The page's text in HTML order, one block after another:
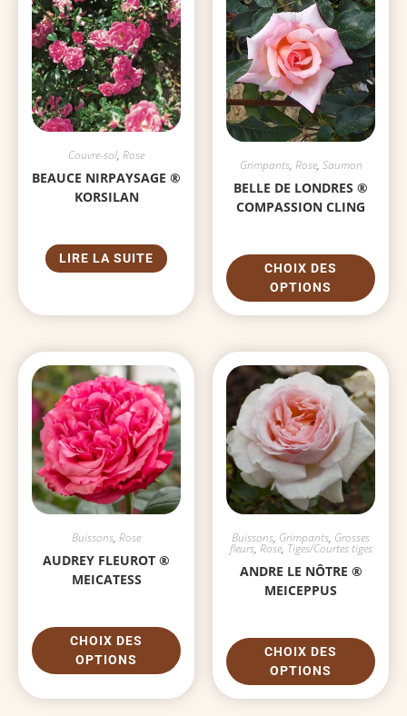
Couvre-sol, Rose
BEAUCE NIRPAYSAGE ®
KORSILAN
LIRE LA SUITE
Grimpants, Rose, Saumon
BELLE DE LONDRES ®
COMPASSION CLING
CHOIX DES
OPTIONS
Buissons, Rose
AUDREY FLEUROT ®
MEICATESS
CHOIX DES
OPTIONS
Buissons, Grimpants, Grosses
fleurs, Rose, Tiges/Courtes tiges
ANDRE LE NÔTRE ®
MEICEPPUS
CHOIX DES
OPTIONS